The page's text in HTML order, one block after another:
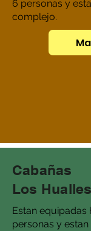
6 personas y
complejo.
Cabañas
Los Hualles
Estan equipadas
personas y